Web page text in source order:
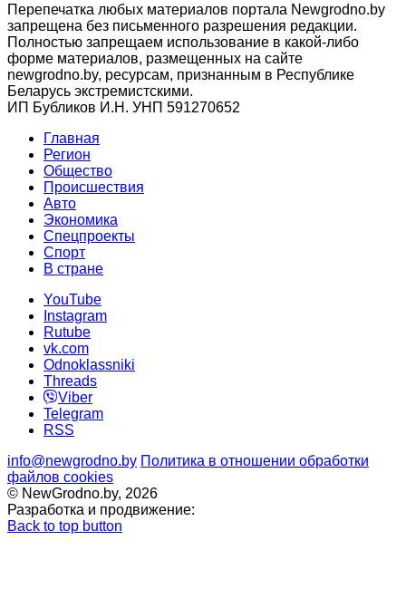
Перепечатка любых материалов портала Newgrodno.by
запрещена без письменного разрешения редакции.
Полностью запрещаем использование в какой-либо
форме материалов, размещенных на сайте
newgrodno.by, ресурсам, признанным в Республике
Беларусь экстремистскими.
ИП Бубликов И.Н. УНП 591270652
Главная
Регион
Общество
Происшествия
Авто
Экономика
Спецпроекты
Cпорт
В стране
YouTube
Instagram
Rutube
vk.com
Odnoklassniki
Threads
Viber
Telegram
RSS
info@newgrodno.by Политика в отношении обработки
файлов cookies
© NewGrodno.by, 2026
Разработка и продвижение:
Back to top button